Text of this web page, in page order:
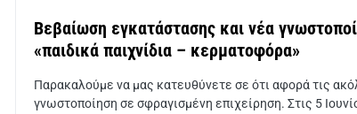
Βεβαίωση εγκατάστασης και νέα
«παιδικά παιχνίδια – κερματοφόρα»
Παρακαλούμε να μας κατευθύνετε σε ότι αφορά τις
γνωστοποίηση σε σφραγισμένη επιχείρηση. Στις 5